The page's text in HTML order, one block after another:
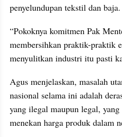
penyelundupan tekstil dan baja.
“Pokoknya komitmen Pak
membersihkan praktik-praktik
menyulitkan industri itu pasti
Agus menjelaskan, masalah
nasional selama ini adalah
yang ilegal maupun legal, yang
menekan harga produk dalam